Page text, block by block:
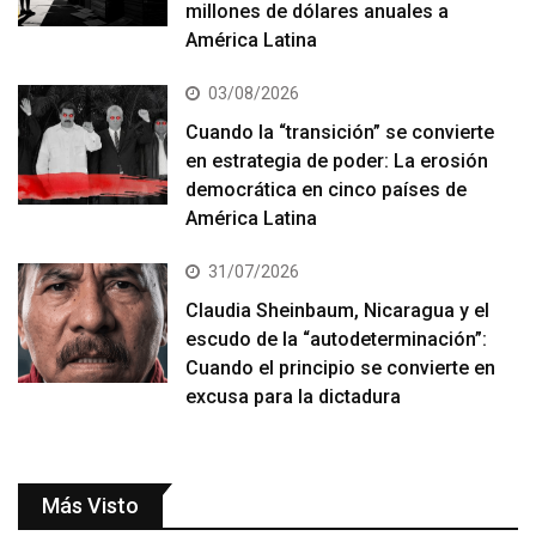
millones de dólares anuales a
América Latina
03/08/2026
Cuando la “transición” se convierte
en estrategia de poder: La erosión
democrática en cinco países de
América Latina
31/07/2026
Claudia Sheinbaum, Nicaragua y el
escudo de la “autodeterminación”:
Cuando el principio se convierte en
excusa para la dictadura
Más Visto